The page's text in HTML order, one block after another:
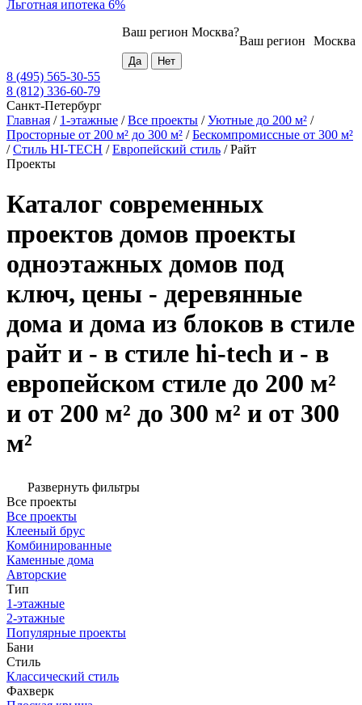
Льготная ипотека 6%
Москва
Ваш регион
Ваш регион Москва?
8 (495) 565-30-55
8 (812) 336-60-79
Санкт-Петербург
Главная / 1-этажные /Все проекты /Уютные до 200 м² /
Просторные от 200 м² до 300 м² /Бескомпромиссные от 300 м²
/Стиль HI-TECH /Европейский стиль /Райт
Проекты
Каталог современных
проектов домов проекты
одноэтажных домов под
ключ, цены - деревянные
дома и дома из блоков в стиле
райт и - в стиле hi-tech и - в
европейском стиле до 200 м²
и от 200 м² до 300 м² и от 300
м²
Развернуть фильтры
Все проекты
Все проекты
Клееный брус
Комбинированные
Каменные дома
Авторские
Тип
1-этажные
2-этажные
Популярные проекты
Бани
Стиль
Классический стиль
Фахверк